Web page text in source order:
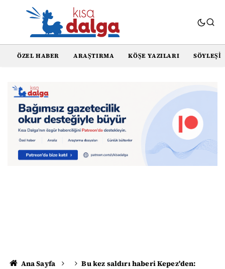
ÖZEL HABER ARAŞTIRMA KÖŞE YAZILARI SÖYLEŞI
Ana Sayfa
Bu kez saldırı haberi Kepez'den: